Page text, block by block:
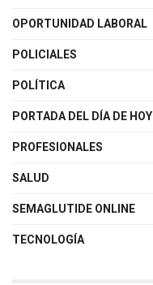
OPORTUNIDAD LABORAL
POLICIALES
POLÍTICA
PORTADA DEL DÍA DE HOY
PROFESIONALES
SALUD
SEMAGLUTIDE ONLINE
TECNOLOGÍA